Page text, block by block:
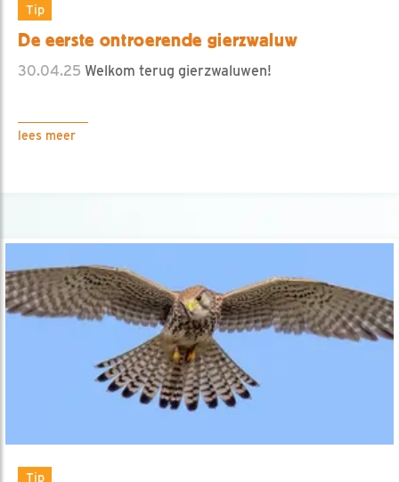
Tip
De eerste ontroerende gierzwaluw
30.04.25 Welkom terug gierzwaluwen!
lees meer
Tip